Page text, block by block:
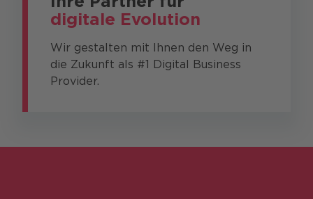
Ticket Einmeldung
Hardware Reparatur
Österreich
Deutschland
Czech Republic (čeština)
digitale Evolution
Wir gestalten mit Ihnen den Weg in
die Zukunft als #1 Digital Business
Provider.